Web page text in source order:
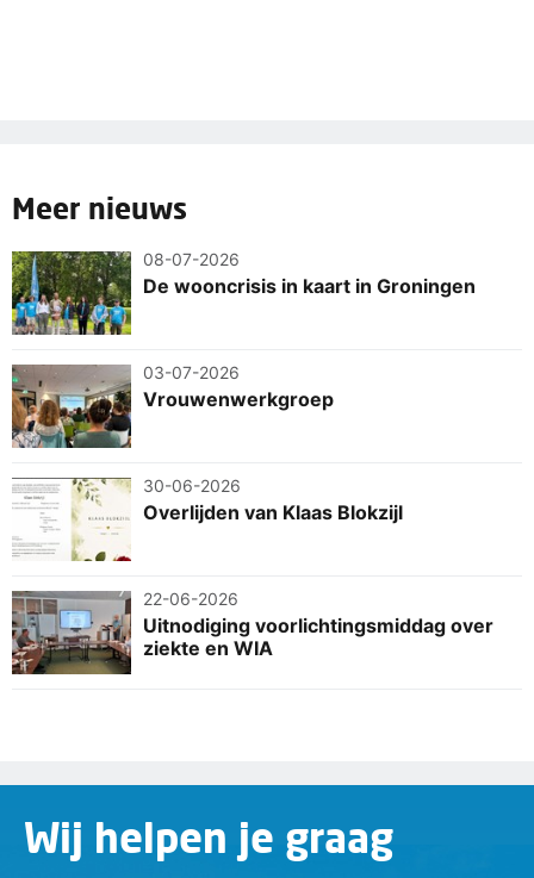
Meer nieuws
08-07-2026
De wooncrisis in kaart in Groningen
03-07-2026
Vrouwenwerkgroep
30-06-2026
Overlijden van Klaas Blokzijl
22-06-2026
Uitnodiging voorlichtingsmiddag over
ziekte en WIA
Wij helpen je graag